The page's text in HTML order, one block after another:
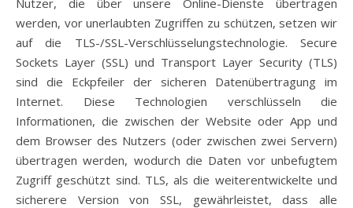
Nutzer, die über unsere Online-Dienste übertragen
werden, vor unerlaubten Zugriffen zu schützen, setzen wir
auf die TLS-/SSL-Verschlüsselungstechnologie. Secure
Sockets Layer (SSL) und Transport Layer Security (TLS)
sind die Eckpfeiler der sicheren Datenübertragung im
Internet. Diese Technologien verschlüsseln die
Informationen, die zwischen der Website oder App und
dem Browser des Nutzers (oder zwischen zwei Servern)
übertragen werden, wodurch die Daten vor unbefugtem
Zugriff geschützt sind. TLS, als die weiterentwickelte und
sicherere Version von SSL, gewährleistet, dass alle